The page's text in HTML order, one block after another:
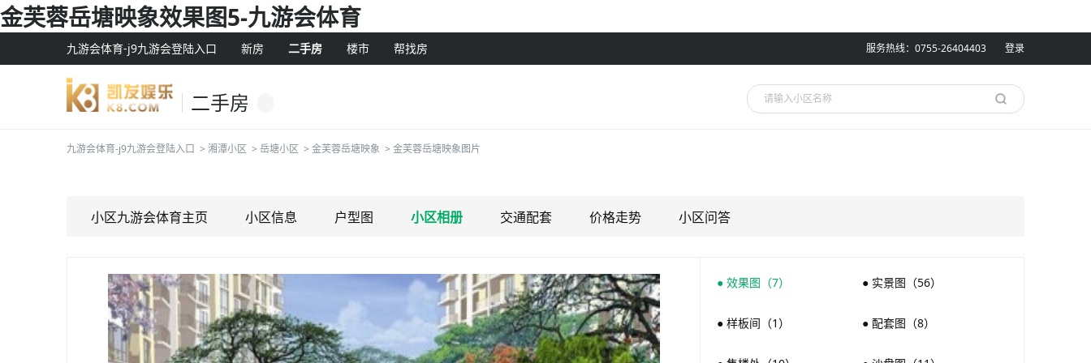
金芙蓉岳塘映象效果图5-九游会体育
九游会体育-j9九游会登陆入口 新房 二手房 楼市 帮找房 服务热线：0755-26404403 登录
二手房
九游会体育-j9九游会登陆入口 > 湘潭小区 > 岳塘小区 > 金芙蓉岳塘映象 > 金芙蓉岳塘映象图片
小区九游会体育主页 小区信息 户型图 小区相册 交通配套 价格走势 小区问答
● 效果图（7） ● 实景图（56）
● 样板间（1） ● 配套图（8）